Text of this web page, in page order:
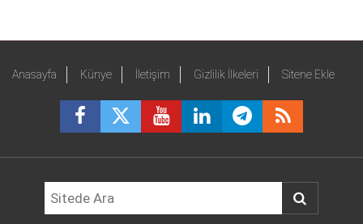
Anasayfa Künye İletişim Gizlilik İlkeleri Sitene Ekle